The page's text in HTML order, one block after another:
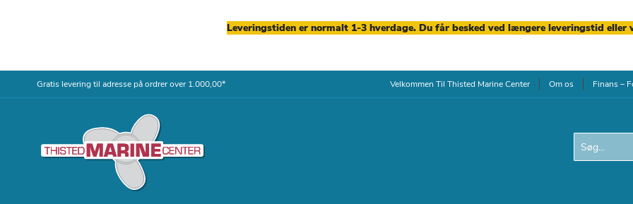
Leveringstiden er normalt 1-3 hverdage. Du får besked ved længere leveringstid eller
Gratis levering til adresse på ordrer over 1.000,00*Skip
Velkommen Til Thisted Marine Center Om os Finans –
Search